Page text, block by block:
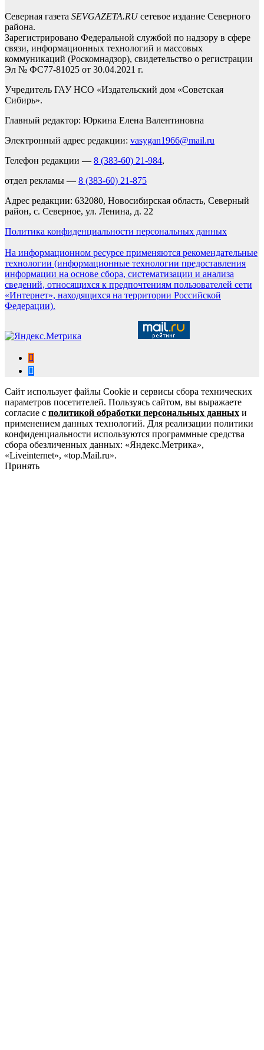
Северная газета SEVGAZETA.RUсетевое издание Северного
района.
Зарегистрировано Федеральной службой по надзору в сфере
связи, информационных технологий и массовых
коммуникаций (Роскомнадзор), свидетельство о регистрации
Эл № ФС77-81025 от 30.04.2021 г.
Учредитель ГАУ НСО «Издательский дом «Советская
Сибирь».
Главный редактор: Юркина Елена Валентиновна
Электронный адрес редакции: vasygan1966@mail.ru
Телефон редакции — 8 (383-60) 21-984,
отдел рекламы — 8 (383-60) 21-875
Адрес редакции: 632080, Новосибирская область, Северный
район, с. Северное, ул. Ленина, д. 22
Политика конфиденциальности персональных данных
На информационном ресурсе применяются рекомендательные
технологии (информационные технологии предоставления
информации на основе сбора, систематизации и анализа
сведений, относящихся к предпочтениям пользователей сети
«Интернет», находящихся на территории Российской
Федерации).
Сайт использует файлы Cookie и сервисы сбора технических
параметров посетителей. Пользуясь сайтом, вы выражаете
согласие с политикой обработки персональных данных и
применением данных технологий. Для реализации политики
конфиденциальности используются программные средства
сбора обезличенных данных: «Яндекс.Метрика»,
«Liveinternet», «top.Mail.ru».
Принять